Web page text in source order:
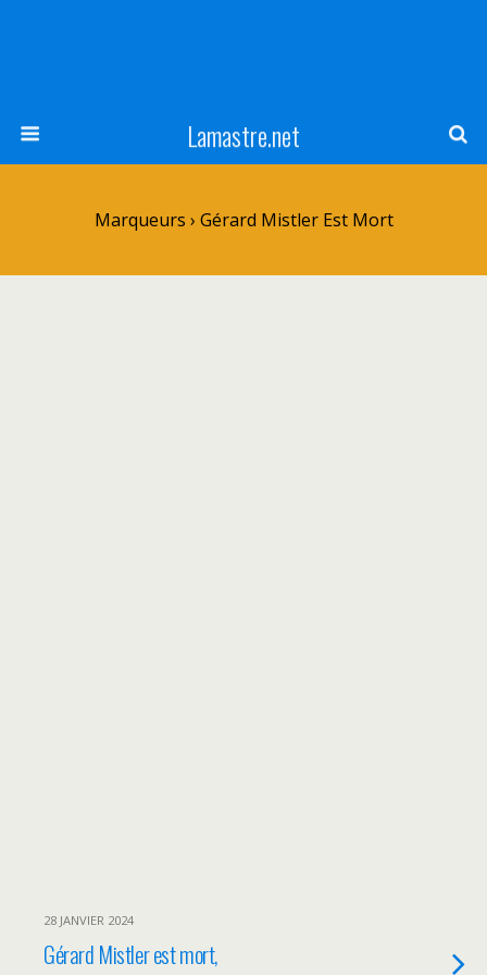
Lamastre.net
Marqueurs › Gérard Mistler Est Mort
28 JANVIER 2024
Gérard Mistler est mort,